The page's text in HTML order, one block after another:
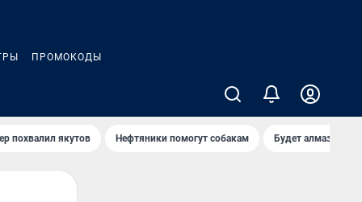
ПРОМОКОДЫ
похвалил якутов Нефтяники помогут собакам Будет алмазный